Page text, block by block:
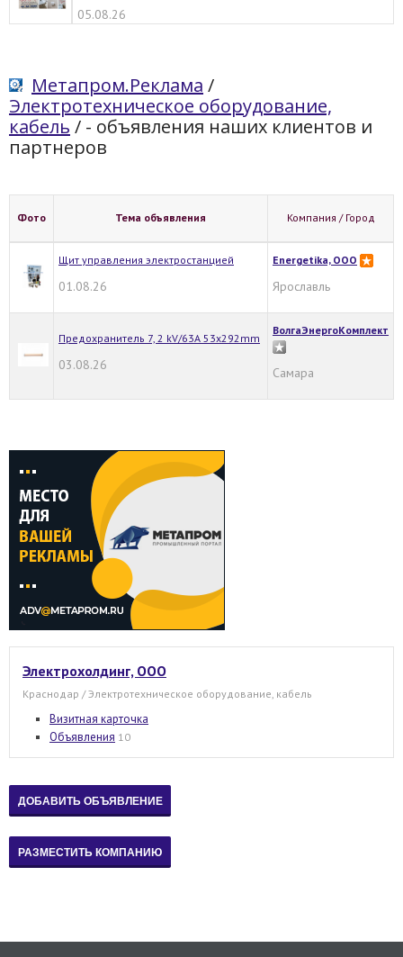
05.08.26
Метапром.Реклама /
Электротехническое оборудование,
кабель / - объявления наших клиентов и
партнеров
Фото Тема объявления Компания / Город
Щит управления электростанцией
01.08.26
Energetika, OOO
Ярославль
Предохранитель 7, 2 kV/63А 53х292mm
03.08.26
ВолгаЭнергоКомплект
Самара
Электрохолдинг, ООО
Краснодар / Электротехническое оборудование, кабель
Визитная карточка
Объявления 10